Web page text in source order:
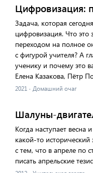
Цифровизация:
Задача, которая
цифровизация. Что это
переходом на полное
с фигурой учителя? А
ученику и почему это
Елена Казакова, Пётр
2021 · Домашний очаг
Шалуны-
Когда наступает весна
какой-то исторический
с тем, что в апреле по
писать апрельские